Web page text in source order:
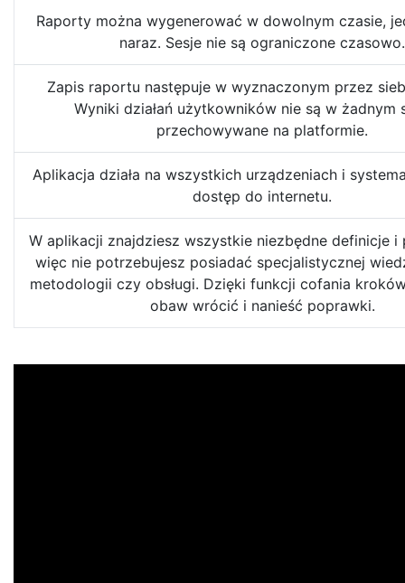
Raporty można wygenerować w dowolnym czasie,
naraz. Sesje nie są ograniczone czasowo.
Zapis raportu następuje w wyznaczonym przez
Wyniki działań użytkowników nie są w żadnym
przechowywane na platformie.
Aplikacja działa na wszystkich urządzeniach i
dostęp do internetu.
W aplikacji znajdziesz wszystkie niezbędne definicje i
więc nie potrzebujesz posiadać specjalistycznej
metodologii czy obsługi. Dzięki funkcji cofania
obaw wrócić i nanieść poprawki.